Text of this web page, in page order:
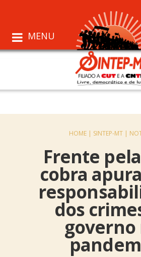
MENU
HOME | SINTEP-MT |
Frente
cobra
dos
governo